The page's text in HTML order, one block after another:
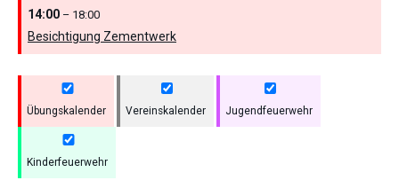
14:00 – 18:00
Besichtigung Zementwerk
Übungskalender Vereinskalender Jugendfeuerwehr
Kinderfeuerwehr